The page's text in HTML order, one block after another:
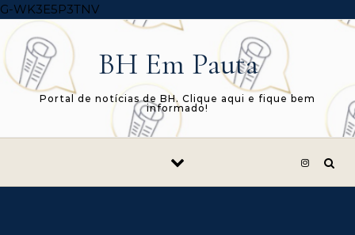
G-WK3E5P3TNVSkip to content
BH Em Pauta
Portal de notícias de BH. Clique aqui e fique bem
informado!